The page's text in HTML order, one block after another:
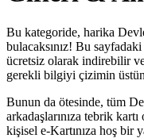
Bu kategoride, harika
bulacaksınız! Bu
ücretsiz olarak indirebilir
gerekli bilgiyi çizimin
Bunun da ötesinde, tüm
arkadaşlarınıza tebrik
kişisel e-Kartınıza hoş bir